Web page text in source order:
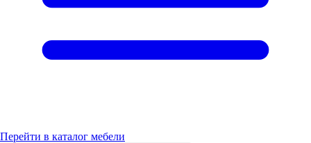
Перейти в каталог мебели